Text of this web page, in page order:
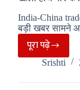
India-China
बड़ी खबर सामने
पूरा पढ़ेIndia-
China
trade
Srishti